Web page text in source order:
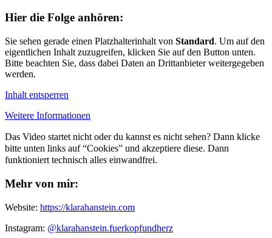
Hier die Folge anhören:
Sie sehen gerade einen Platzhalterinhalt von Standard. Um auf den
eigentlichen Inhalt zuzugreifen, klicken Sie auf den Button unten.
Bitte beachten Sie, dass dabei Daten an Drittanbieter weitergegeben
werden.
Inhalt entsperren
Weitere Informationen
Das Video startet nicht oder du kannst es nicht sehen? Dann klicke
bitte unten links auf “Cookies” und akzeptiere diese. Dann
funktioniert technisch alles einwandfrei.
Mehr von mir:
Website: ⁠⁠https://klarahanstein.com
Instagram: ⁠⁠@klarahanstein.fuerkopfundherz